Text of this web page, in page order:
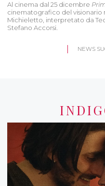
Al cinema dal 25 dicembre
cinematografico del visionario
Michieletto, interpretato da
Stefano Accorsi.
NEWS